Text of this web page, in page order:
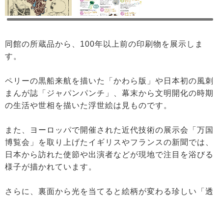
同館の所蔵品から、100年以上前の印刷物を展示しま
す。
ペリーの黒船来航を描いた「かわら版」や日本初の風刺
まんが誌「ジャパンパンチ」、幕末から文明開化の時期
の生活や世相を描いた浮世絵は見ものです。
また、ヨーロッパで開催された近代技術の展示会「万国
博覧会」を取り上げたイギリスやフランスの新聞では、
日本から訪れた使節や出演者などが現地で注目を浴びる
様子が描かれています。
さらに、裏面から光を当てると絵柄が変わる珍しい「透